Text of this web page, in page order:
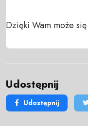
Dzięki Wam może
Udostępnij
Udostępnij